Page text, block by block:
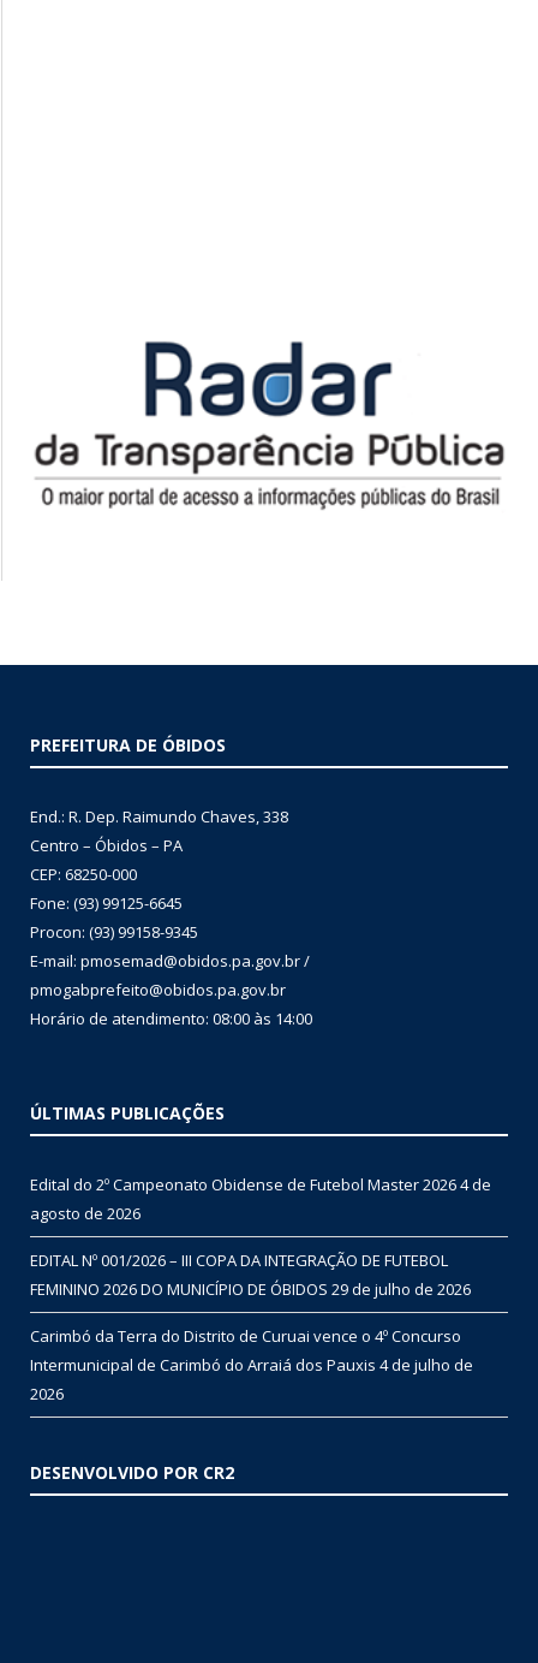
PREFEITURA DE ÓBIDOS
End.: R. Dep. Raimundo Chaves, 338
Centro – Óbidos – PA
CEP: 68250-000
Fone: (93) 99125-6645
Procon: (93) 99158-9345
E-mail: pmosemad@obidos.pa.gov.br /
pmogabprefeito@obidos.pa.gov.br
Horário de atendimento: 08:00 às 14:00
ÚLTIMAS PUBLICAÇÕES
Edital do 2º Campeonato Obidense de Futebol Master 20264 de
agosto de 2026
EDITAL Nº 001/2026 – III COPA DA INTEGRAÇÃO DE FUTEBOL
FEMININO 2026 DO MUNICÍPIO DE ÓBIDOS 29 de julho de 2026
Carimbó da Terra do Distrito de Curuai vence o 4º Concurso
Intermunicipal de Carimbó do Arraiá dos Pauxis 4 de julho de
2026
DESENVOLVIDO POR CR2